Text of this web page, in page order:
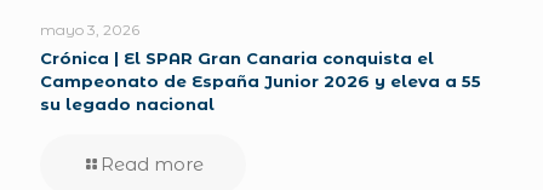
mayo 3, 2026
Crónica | El SPAR Gran Canaria conquista el
Campeonato de España Junior 2026 y eleva a 55
su legado nacional
Read more